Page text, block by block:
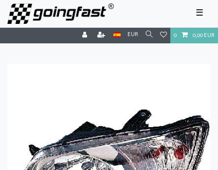
☰
EUR 0 0,00 EUR